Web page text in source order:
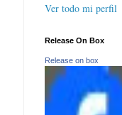
Ver todo mi perfil
Release On Box
Release on box